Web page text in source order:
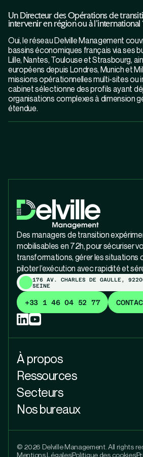
Un Directeur des Opérations de
intervenir en région ou à l'international
Oui, le réseau Delville Management
bassins économiques français via ses
Lille, Nantes, Toulouse et Strasbourg,
européens depuis Londres, Munich et
missions opérationnelles multi-sites ou
cabinet sélectionne des profils ayant
organisations complexes à dimension
étendue.
Des managers de transition
mobilisables en 72h, pour sécuriser
transformations, gérer les situations
piloter l’exécution avec rapidité et
176 AV. CHARLES DE GAULLE,
SEINE
+33 1 46 04 52 77
À propos
Ressources
Secteurs
Nos bureaux
© 2026 Delville Management. All rights
Mentions LégalesPolitique des cookies